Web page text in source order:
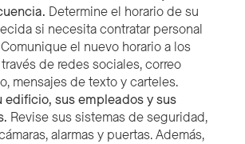
Determine el horario de su
si necesita contratar personal
el nuevo horario a los
de redes sociales, correo
mensajes de texto y carteles.
edificio, sus empleados y sus
Revise sus sistemas de seguridad,
alarmas y puertas. Además,